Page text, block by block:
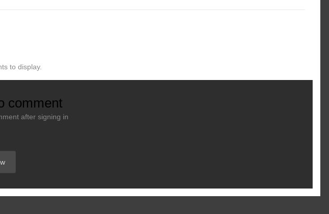
to display.
comment
after signing in